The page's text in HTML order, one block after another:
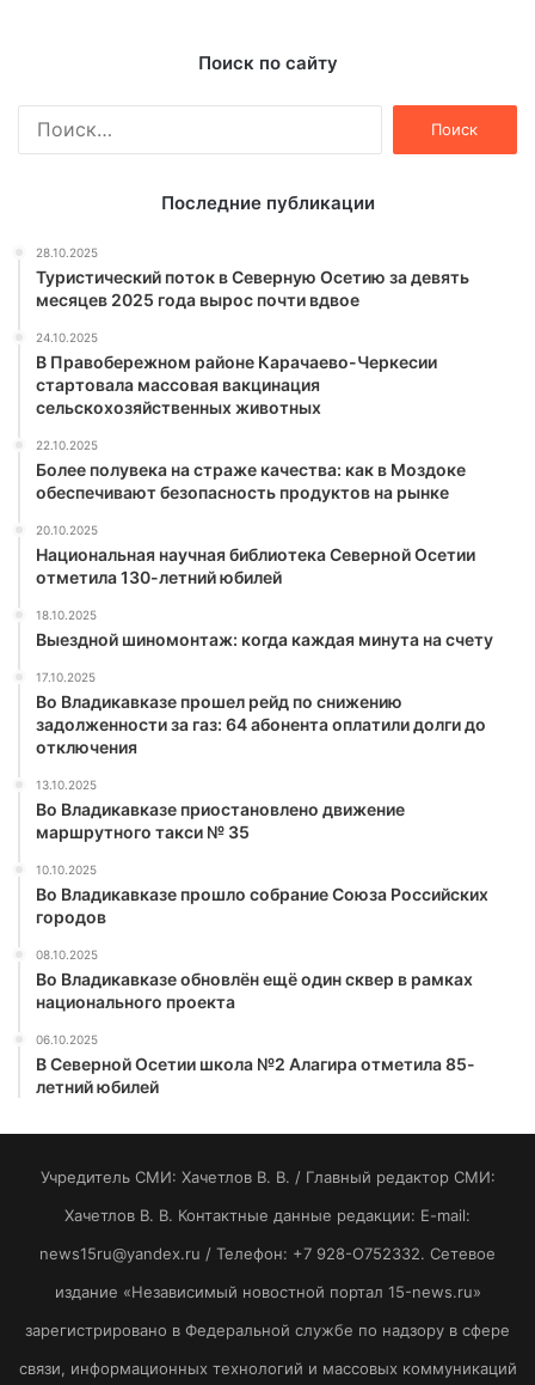
Поиск по сайту
Последние публикации
28.10.2025
Туристический поток в Северную Осетию за девять
месяцев 2025 года вырос почти вдвое
24.10.2025
В Правобережном районе Карачаево-Черкесии
стартовала массовая вакцинация
сельскохозяйственных животных
22.10.2025
Более полувека на страже качества: как в Моздоке
обеспечивают безопасность продуктов на рынке
20.10.2025
Национальная научная библиотека Северной Осетии
отметила 130-летний юбилей
18.10.2025
Выездной шиномонтаж: когда каждая минута на счету
17.10.2025
Во Владикавказе прошел рейд по снижению
задолженности за газ: 64 абонента оплатили долги до
отключения
13.10.2025
Во Владикавказе приостановлено движение
маршрутного такси № 35
10.10.2025
Во Владикавказе прошло собрание Союза Российских
городов
08.10.2025
Во Владикавказе обновлён ещё один сквер в рамках
национального проекта
06.10.2025
В Северной Осетии школа №2 Алагира отметила 85-
летний юбилей
Учредитель СМИ: Хaчeтлoв B. B. / Главный редактор СМИ:
Хaчeтлoв B. B. Контактные данные редакции: E-mail:
news15ru@yandex.ru / Телефон: +7 928-O752332. Сетевое
издание «Независимый новостной портал 15-news.ru»
зарегистрировано в Федеральной службе по надзору в сфере
связи, информационных технологий и массовых коммуникаций